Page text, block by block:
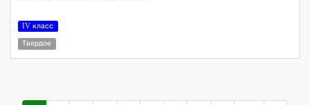
IV класс
Твердое